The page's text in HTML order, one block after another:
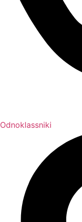
Odnoklassniki